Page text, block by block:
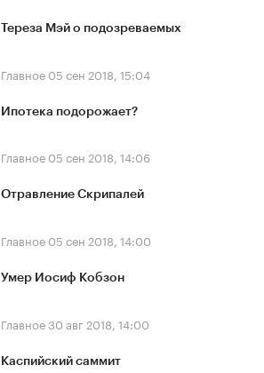
Тереза Мэй о подозреваемых
Главное 05 сен 2018, 15:04
Ипотека подорожает?
Главное 05 сен 2018, 14:06
Отравление Скрипалей
Главное 05 сен 2018, 14:00
Умер Иосиф Кобзон
Главное30 авг 2018, 14:00
Каспийский саммит